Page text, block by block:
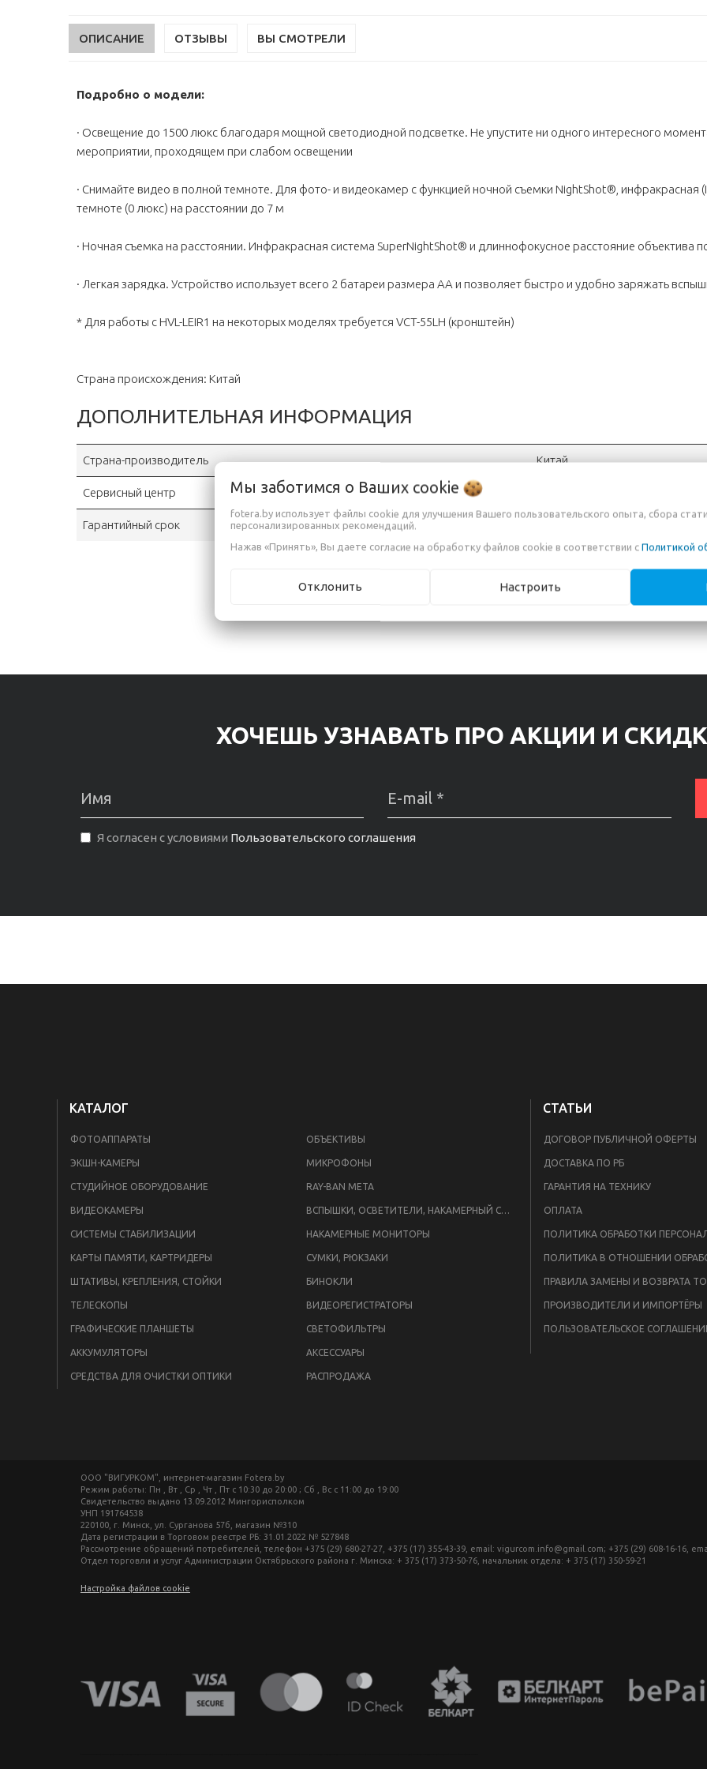
ОПИСАНИЕ ОТЗЫВЫ ВЫ СМОТРЕЛИ
Подробно о модели:
· Освещение до 1500 люкс благодаря мощной светодиодной подсветке. Не упустите ни одного интересного
мероприятии, проходящем при слабом освещении
· Снимайте видео в полной темноте. Для фото- и видеокамер с функцией ночной съемки NightShot®, инфракрасная
темноте (0 люкс) на расстоянии до 7 м
· Ночная съемка на расстоянии. Инфракрасная система SuperNightShot® и длиннофокусное расстояние объектива
· Легкая зарядка. Устройство использует всего 2 батареи размера AA и позволяет быстро и удобно заряжать
* Для работы с HVL-LEIR1 на некоторых моделях требуется VCT-55LH (кронштейн)
Страна происхождения: Китай
ДОПОЛНИТЕЛЬНАЯ ИНФОРМАЦИЯ
Страна-производитель Китай
Сервисный центр
Гарантийный срок
ХОЧЕШЬ УЗНАВАТЬ ПРО АКЦИИ И
Я согласен с условиями Пользовательского соглашения
КАТАЛОГ
ФОТОАППАРАТЫ ОБЪЕКТИВЫ
ЭКШН-КАМЕРЫ МИКРОФОНЫ
СТУДИЙНОЕ ОБОРУДОВАНИЕ RAY-BAN META
ВИДЕОКАМЕРЫ ВСПЫШКИ, ОСВЕТИТЕЛИ, НАКАМЕРНЫЙ СВЕТ
СИСТЕМЫ СТАБИЛИЗАЦИИ НАКАМЕРНЫЕ МОНИТОРЫ
КАРТЫ ПАМЯТИ, КАРТРИДЕРЫ СУМКИ, РЮКЗАКИ
ШТАТИВЫ, КРЕПЛЕНИЯ, СТОЙКИ БИНОКЛИ
ТЕЛЕСКОПЫ ВИДЕОРЕГИСТРАТОРЫ
ГРАФИЧЕСКИЕ ПЛАНШЕТЫ СВЕТОФИЛЬТРЫ
АККУМУЛЯТОРЫ АКСЕССУАРЫ
СРЕДСТВА ДЛЯ ОЧИСТКИ ОПТИКИ РАСПРОДАЖА
СТАТЬИ
ДОГОВОР ПУБЛИЧНОЙ ОФЕРТЫ
ДОСТАВКА ПО РБ
ГАРАНТИЯ НА ТЕХНИКУ
ОПЛАТА
ПРАВИЛА ЗАМЕНЫ И ВОЗВРАТА
ПРОИЗВОДИТЕЛИ И ИМПОРТЁРЫ
ПОЛЬЗОВАТЕЛЬСКОЕ
ООО "ВИГУРКОМ", интернет-магазин Fotera.by
Режим работы: Пн , Вт , Ср , Чт , Пт c 10:30 до 20:00 ; Сб , Вс c 11:00 до 19:00
Свидетельство выдано 13.09.2012 Мингорисполком
УНП 191764538
220100, г. Минск, ул. Сурганова 57б, магазин №310
Дата регистрации в Торговом реестре РБ: 31.01.2022 № 527848
Рассмотрение обращений потребителей, телефон +375 (29) 680-27-27, +375 (17) 355-43-39, email: vigurcom.info@gmail.com; +375 (29) 608-16-16,
Отдел торговли и услуг Администрации Октябрьского района г. Минска: + 375 (17) 373-50-76, начальник отдела: + 375 (17) 350-59-21
Настройка файлов cookie
Мы заботимся о Ваших cookie
fotera.by использует файлы cookie для улучшения Вашего пользовательского опыта, сбора
персонализированных рекомендаций.
Нажав «Принять», Вы даете согласие на обработку файлов cookie в соответствии с Политикой
Отклонить Настроить